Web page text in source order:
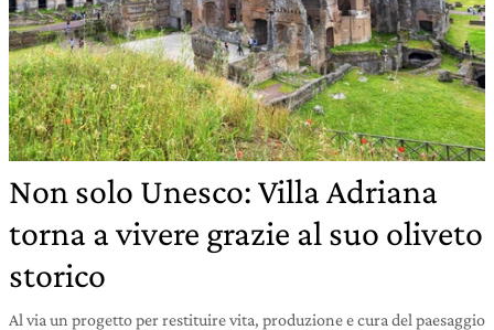
Non solo Unesco: Villa Adriana
torna a vivere grazie al suo oliveto
storico
Al via un progetto per restituire vita, produzione e cura del paesaggio